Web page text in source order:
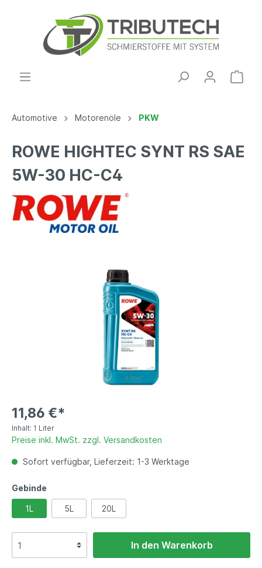
Automotive Motorenöle PKW
ROWE HIGHTEC SYNT RS SAE
5W-30 HC-C4
11,86 €*
Inhalt: 1 Liter
Preise inkl. MwSt. zzgl. Versandkosten
Sofort verfügbar, Lieferzeit: 1-3 Werktage
Gebinde
1L 5L 20L
In den Warenkorb